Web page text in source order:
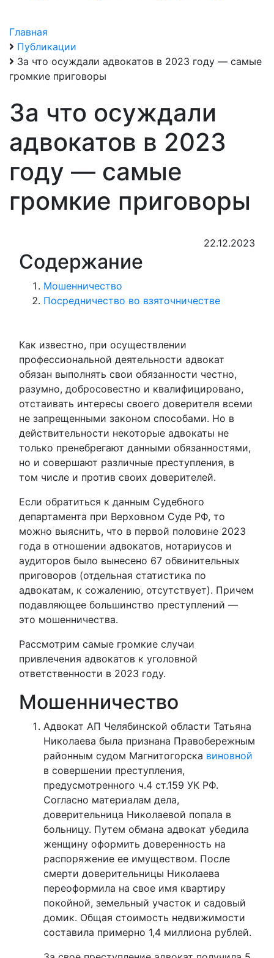
Главная
Публикации
За что осуждали адвокатов в 2023 году — самые
громкие приговоры
За что осуждали
адвокатов в 2023
году — самые
громкие приговоры
22.12.2023
Содержание
Мошенничество
Посредничество во взяточничестве
Как известно, при осуществлении
профессиональной деятельности адвокат
обязан выполнять свои обязанности честно,
разумно, добросовестно и квалифицировано,
отстаивать интересы своего доверителя всеми
не запрещенными законом способами. Но в
действительности некоторые адвокаты не
только пренебрегают данными обязанностями,
но и совершают различные преступления, в
том числе и против своих доверителей.
Если обратиться к данным Судебного
департамента при Верховном Суде РФ, то
можно выяснить, что в первой половине 2023
года в отношении адвокатов, нотариусов и
аудиторов было вынесено 67 обвинительных
приговоров (отдельная статистика по
адвокатам, к сожалению, отсутствует). Причем
подавляющее большинство преступлений —
это мошенничества.
Рассмотрим самые громкие случаи
привлечения адвокатов к уголовной
ответственности в 2023 году.
Мошенничество
Адвокат АП Челябинской области Татьяна
Николаева была признана Правобережным
районным судом Магнитогорска виновной
в совершении преступления,
предусмотренного ч.4 ст.159 УК РФ.
Согласно материалам дела,
доверительница Николаевой попала в
больницу. Путем обмана адвокат убедила
женщину оформить доверенность на
распоряжение ее имуществом. После
смерти доверительницы Николаева
переоформила на свое имя квартиру
покойной, земельный участок и садовый
домик. Общая стоимость недвижимости
составила примерно 1,4 миллиона рублей.